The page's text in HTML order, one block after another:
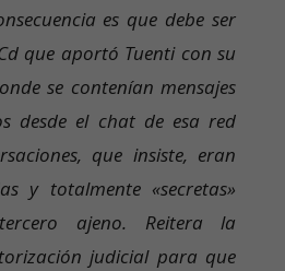
es que debe ser
que aportó Tuenti con su
se contenían mensajes
desde el chat de esa red
que insiste, eran
y totalmente «secretas»
ajeno. Reitera la
judicial para que